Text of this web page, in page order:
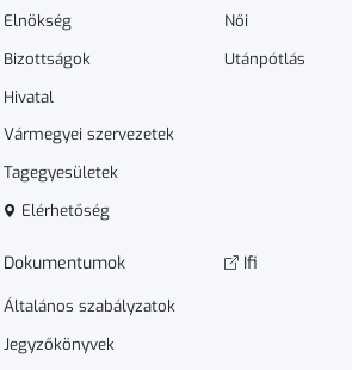
Elnökség
Bizottságok
Hivatal
Vármegyei szervezetek
Tagegyesületek
Elérhetőség
Női
Utánpótlás
Dokumen­­tumok
Általános szabályzatok
Jegyzőkönyvek
Ifi